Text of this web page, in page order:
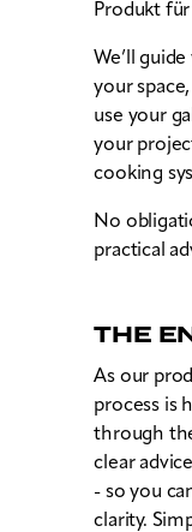
Produkt
We’ll
your
use your
your
cooking
No
practical
THE
As our
process is
through
clear
- so you
clarity.